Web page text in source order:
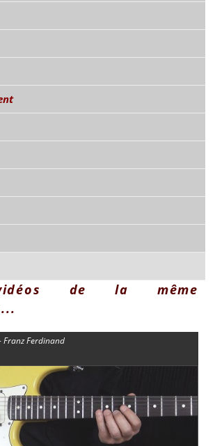
de la même
Franz Ferdinand